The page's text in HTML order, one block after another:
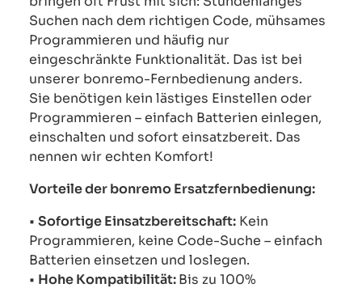
Suchen nach dem richtigen Code, mühsames
Programmieren und häufig nur
eingeschränkte Funktionalität. Das ist bei
unserer bonremo-Fernbedienung anders.
Sie benötigen kein lästiges Einstellen oder
Programmieren – einfach Batterien einlegen,
einschalten und sofort einsatzbereit. Das
nennen wir echten Komfort!
Vorteile der bonremo Ersatzfernbedienung:
• Sofortige Einsatzbereitschaft: Kein
Programmieren, keine Code-Suche – einfach
Batterien einsetzen und loslegen.
• Hohe Kompatibilität:Bis zu 100%